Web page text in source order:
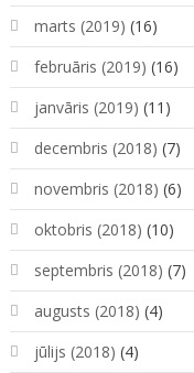
marts (2019) (16)
februāris (2019) (16)
janvāris (2019) (11)
decembris (2018) (7)
novembris (2018) (6)
oktobris (2018) (10)
septembris (2018) (7)
augusts (2018) (4)
jūlijs (2018) (4)